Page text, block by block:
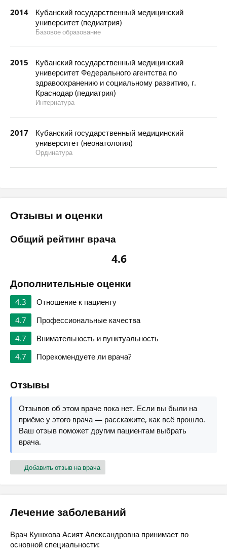
2014
Кубанский государственный медицинский
университет (педиатрия)
Базовое образование
2015
Кубанский государственный медицинский
университет Федерального агентства по
здравоохранению и социальному развитию, г.
Краснодар (педиатрия)
Интернатура
2017
Кубанский государственный медицинский
университет (неонатология)
Ординатура
Отзывы и оценки
Общий рейтинг врача
4.6
Дополнительные оценки
4.3
Отношение к пациенту
4.7
Профессиональные качества
4.7
Внимательность и пунктуальность
4.7
Порекомендуете ли врача?
Отзывы
Отзывов об этом враче пока нет. Если вы были на
приёме у этого врача — расскажите, как всё прошло.
Ваш отзыв поможет другим пациентам выбрать
врача.
Добавить отзыв на врача
Лечение заболеваний
Врач Кушхова Асият Александровна принимает по
основной специальности: